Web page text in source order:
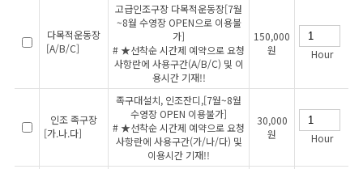
다목적운동장
[A/B/C]
고급인조구장 다목적운동장[7월
~8월 수영장 OPEN으로 이용불
가]
# ★선착순 시간제 예약으로 요청
사항란에 사용구간(A/B/C) 및 이
용시간 기재!!
150,000
원
Hour
인조 족구장
[가.나.다]
족구대설치, 인조잔디,[7월~8월
수영장 OPEN 이용불가]
# ★선착순 시간제 예약으로 요청
사항란에 사용구간(가/나/다) 및
이용시간 기재!!
30,000
원
Hour